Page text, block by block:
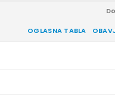
OGLASNA TABLA